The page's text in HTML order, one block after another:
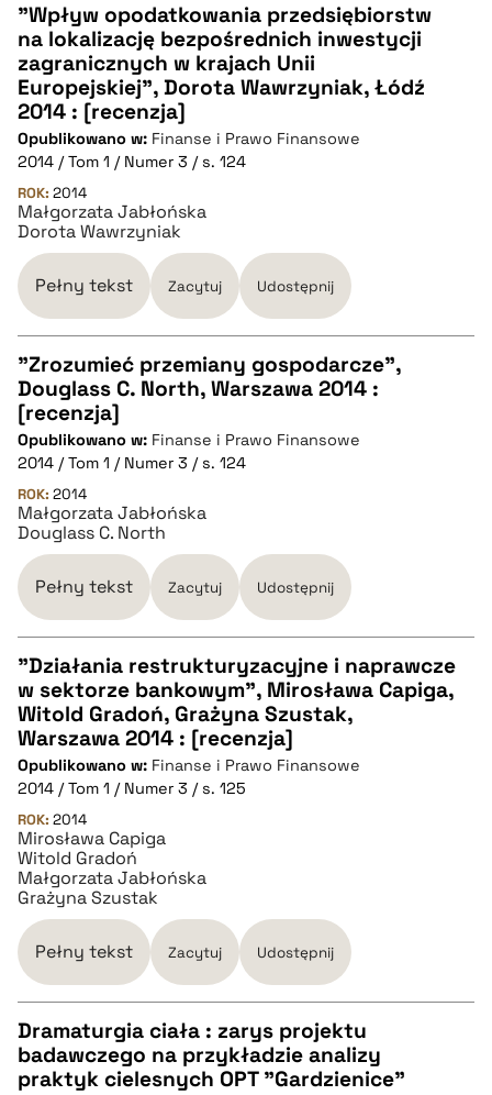
CZYSTY TEKST
pobierz cytat
BIBTEX
pobierz cytat
"Wpływ opodatkowania przedsiębiorstw
na lokalizację bezpośrednich inwestycji
zagranicznych w krajach Unii
Europejskiej", Dorota Wawrzyniak, Łódź
2014 : [recenzja]
Opublikowano w: Finanse i Prawo Finansowe
2014 / Tom 1 / Numer 3 / s. 124
ROK: 2014
Małgorzata Jabłońska
Dorota Wawrzyniak
Pełny tekst Zacytuj Udostępnij
CZYSTY TEKST
pobierz cytat
BIBTEX
pobierz cytat
"Zrozumieć przemiany gospodarcze",
Douglass C. North, Warszawa 2014 :
[recenzja]
Opublikowano w: Finanse i Prawo Finansowe
2014 / Tom 1 / Numer 3 / s. 124
ROK: 2014
Małgorzata Jabłońska
Douglass C. North
Pełny tekst Zacytuj Udostępnij
CZYSTY TEKST
pobierz cytat
BIBTEX
pobierz cytat
"Działania restrukturyzacyjne i naprawcze
w sektorze bankowym", Mirosława Capiga,
Witold Gradoń, Grażyna Szustak,
Warszawa 2014 : [recenzja]
Opublikowano w: Finanse i Prawo Finansowe
2014 / Tom 1 / Numer 3 / s. 125
ROK: 2014
Mirosława Capiga
Witold Gradoń
Małgorzata Jabłońska
Grażyna Szustak
Pełny tekst Zacytuj Udostępnij
CZYSTY TEKST
Dramaturgia ciała : zarys projektu
badawczego na przykładzie analizy
praktyk cielesnych OPT "Gardzienice"